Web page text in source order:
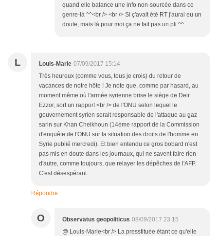
quand elle balance une info non-sourcée dans ce
genre-là ^^<br /> <br /> Si ç'avait été RT j'aurai eu un
doute, mais là pour moi ça ne fait pas un pli ^^
L Louis-Marie 07/09/2017 15:14
Très heureux (comme vous, tous je crois) du retour de
vacances de notre hôte ! Je note que, comme par hasard, au
moment même où l'armée syrienne brise le siège de Deir
Ezzor, sort un rapport <br /> de l'ONU selon lequel le
gouvernement syrien serait responsable de l'attaque au gaz
sarin sur Khan Cheikhoun (14ème rapport de la Commission
d'enquête de l'ONU sur la situation des droits de l'homme en
Syrie publié mercredi). Et bien entendu ce gros bobard n'est
pas mis en doute dans les journaux, qui ne savent faire rien
d'autre, comme toujours, que relayer les dépêches de l'AFP.
C'est désespérant.
Répondre
O Observatus geopoliticus 08/09/2017 23:15
@ Louis-Marie<br /> La presstituée étant ce qu'elle